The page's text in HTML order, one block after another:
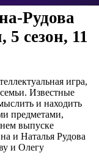
Рудова
сезон, 11
игра,
Известные
и находить
предметами,
выпуске
и Наталья Рудова
и Олегу